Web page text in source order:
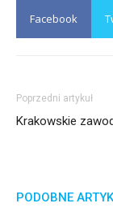
Facebook
Poprzedni artykuł
Krakowskie
PODOBNE